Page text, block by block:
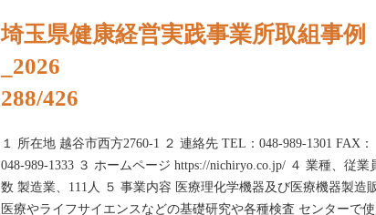
埼玉県健康経営実践事業所取組事例
_2026
288/426
１ 所在地 越谷市西方2760-1 ２ 連絡先 TEL：048-989-1301 FAX：
048-989-1333 ３ ホームページ https://nichiryo.co.jp/ ４ 業種、従業
数 製造業、111人 ５ 事業内容 医療理化学機器及び医療機器製造
医療やライフサイエンスなどの基礎研究や各種検査 センターで使